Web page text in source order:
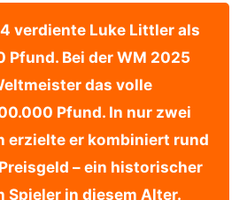
verdiente Luke Littler als
Pfund. Bei der WM 2025
das volle
Pfund. In nur zwei
erzielte er kombiniert rund
– ein historischer
Spieler in diesem Alter.